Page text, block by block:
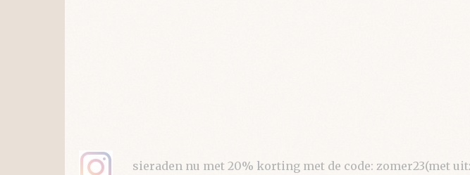
sieraden nu met 20% korting met de code: zomer23(met